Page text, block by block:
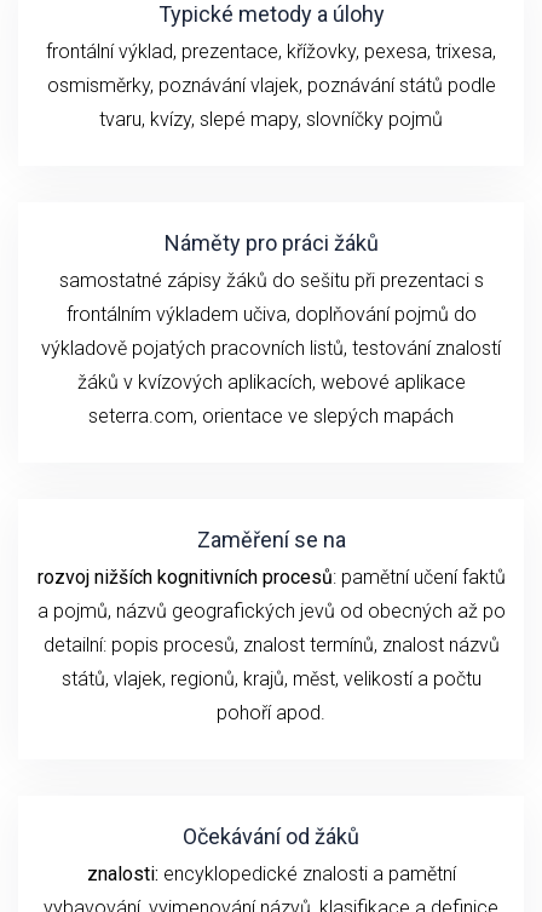
Typické metody a úlohy
frontální výklad, prezentace, křížovky, pexesa, trixesa,
osmisměrky, poznávání vlajek, poznávání států podle
tvaru, kvízy, slepé mapy, slovníčky pojmů
Náměty pro práci žáků
samostatné zápisy žáků do sešitu při prezentaci s
frontálním výkladem učiva, doplňování pojmů do
výkladově pojatých pracovních listů, testování znalostí
žáků v kvízových aplikacích, webové aplikace
seterra.com, orientace ve slepých mapách
Zaměření se na
rozvoj nižších kognitivních procesů: pamětní učení faktů
a pojmů, názvů geografických jevů od obecných až po
detailní: popis procesů, znalost termínů, znalost názvů
států, vlajek, regionů, krajů, měst, velikostí a počtu
pohoří apod.
Očekávání od žáků
znalosti: encyklopedické znalosti a pamětní